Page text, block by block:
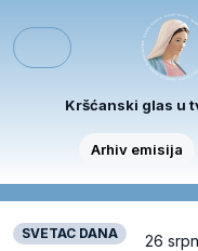
Menu
Kršćanski glas u
Arhiv emisija
SVETAC DANA 26